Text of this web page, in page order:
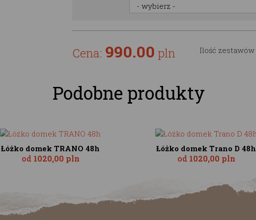
Cena: 990.00 pln Ilość zestawów
Podobne produkty
Łóżko domek TRANO 48h
od 1020,00 pln
Łóżko domek Trano D 48h
od 1020,00 pln